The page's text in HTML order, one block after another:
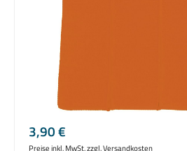
Regulärer Preis:
3,90 €
Preise inkl. MwSt. zzgl. Versandkosten